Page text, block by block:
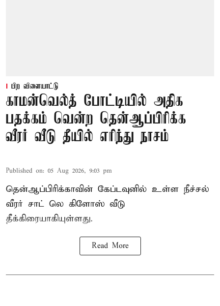
பிற விளையாட்டு
காமன்வெல்த் போட்டியில் அதிக
பதக்கம் வென்ற தென்ஆப்பிரிக்க
வீரர் வீடு தீயில் எரிந்து நாசம்
Published on: 05 Aug 2026, 9:03 pm
தென்ஆப்பிரிக்காவின் கேப்டவுனில் உள்ள நீச்சல்
வீரர் சாட் லெ கிளோஸ் வீடு
தீக்கிரையாகியுள்ளது.
Read More